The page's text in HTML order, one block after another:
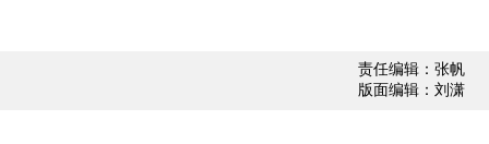
责任编辑：张帆
版面编辑：刘潇